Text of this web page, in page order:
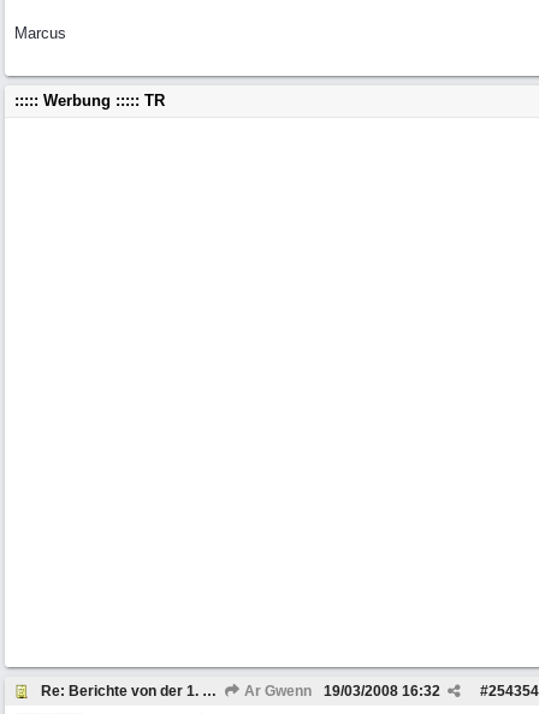
Marcus
::::: Werbung ::::: TR
Re: Berichte von der 1. Bremach-Sternfahrt Ar Gwenn #254354
19/03/2008 16:32